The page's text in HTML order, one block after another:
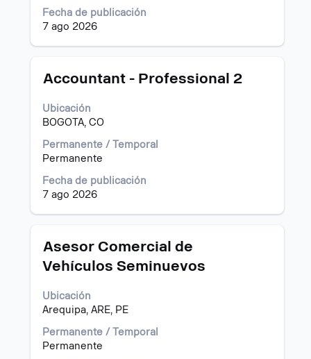
del
Fecha de publicación
7 ago 2026
completo
de
la
del
puesto.
Título
Accountant - Professional 2
Ubicación
BOGOTA, CO
Permanente / Temporal
Permanente
Fecha de publicación
7 ago 2026
Utilice
barra
espaciadora
ver
el
completo
de
la
del
puesto.
Título
Asesor Comercial de
Vehículos Seminuevos
Ubicación
Arequipa, ARE, PE
Permanente / Temporal
Permanente
Utilice
barra
para
ver
el
contenido